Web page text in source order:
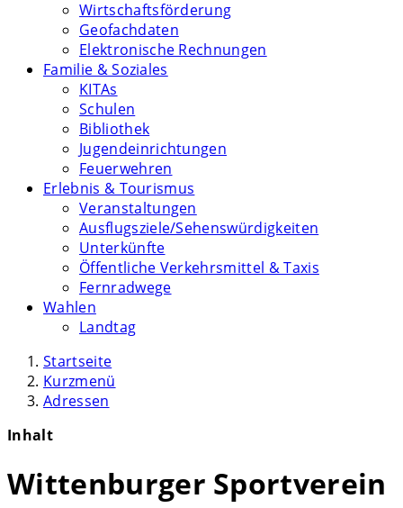
Wirtschaftsförderung
Geofachdaten
Elektronische Rechnungen
Familie & Soziales
KITAs
Schulen
Bibliothek
Jugendeinrichtungen
Feuerwehren
Erlebnis & Tourismus
Veranstaltungen
Ausflugsziele/Sehenswürdigkeiten
Unterkünfte
Öffentliche Verkehrsmittel & Taxis
Fernradwege
Wahlen
Landtag
Startseite
Kurzmenü
Adressen
Inhalt
Wittenburger Sportverein